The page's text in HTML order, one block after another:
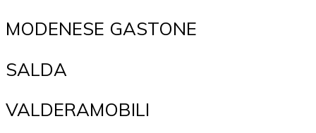
MODENESE GASTONE
SALDA
VALDERAMOBILI